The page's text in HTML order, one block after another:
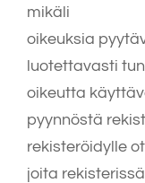
mikäli
oikeuksia
luotettavasti
oikeutta
pyynnöstä
rekisteröidylle
joita